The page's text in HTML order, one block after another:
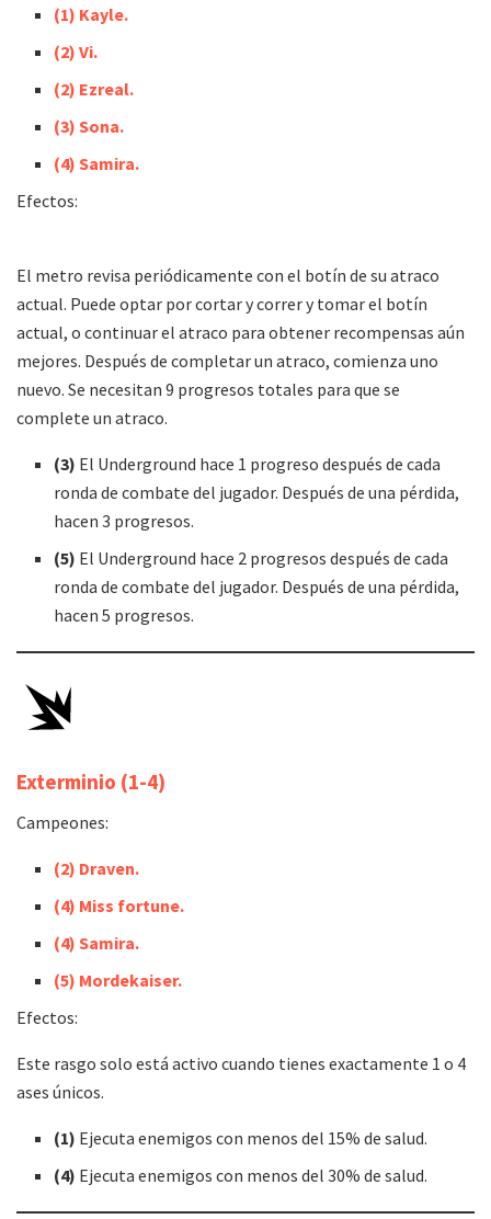
(1) Kayle.
(2) Vi.
(2) Ezreal.
(3) Sona.
(4) Samira.
Efectos:
El metro revisa periódicamente con el botín de su atraco
actual. Puede optar por cortar y correr y tomar el botín
actual, o continuar el atraco para obtener recompensas aún
mejores. Después de completar un atraco, comienza uno
nuevo. Se necesitan 9 progresos totales para que se
complete un atraco.
(3) El Underground hace 1 progreso después de cada
ronda de combate del jugador. Después de una pérdida,
hacen 3 progresos.
(5) El Underground hace 2 progresos después de cada
ronda de combate del jugador. Después de una pérdida,
hacen 5 progresos.
Exterminio (1-4)
Campeones:
(2) Draven.
(4) Miss fortune.
(4) Samira.
(5) Mordekaiser.
Efectos:
Este rasgo solo está activo cuando tienes exactamente 1 o 4
ases únicos.
(1) Ejecuta enemigos con menos del 15% de salud.
(4) Ejecuta enemigos con menos del 30% de salud.